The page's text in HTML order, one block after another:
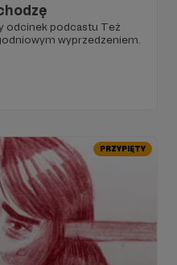
odcinek podcastu Też
wyprzedzeniem.
PRZYPIĘTY